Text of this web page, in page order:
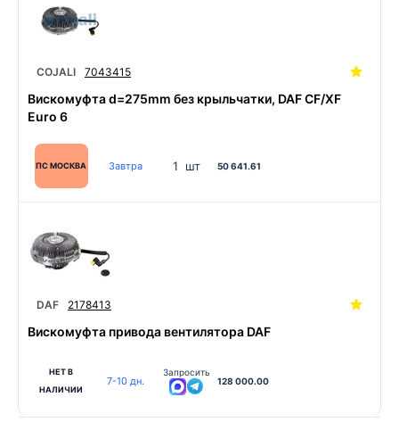
COJALI 7043415
Вискомуфта d=275mm без крыльчатки, DAF CF/XF
Euro 6
ПС МОСКВА Завтра 1 шт 50 641.61
DAF 2178413
Вискомуфта привода вентилятора DAF
НЕТ В
НАЛИЧИИ
7-10 дн.
Запросить
128 000.00